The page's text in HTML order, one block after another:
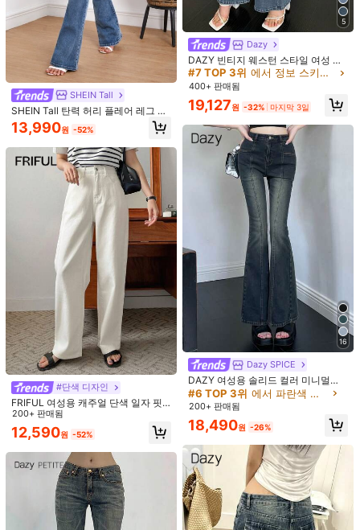
4.86 617K 팔로워
4.86 617K 팔로워
4.86 617K 팔로워
4.86 617K 팔로워
추천순 속옷 & 잠옷 의류 액세서리 가방 & 러기지 스포
#다운타운 걸
DAZY 여성용 루즈핏 캐주얼 플리츠
스트레이트 레그 청바지, 학교 복귀 의
류
#4 TOP 3위 에서 불룩한 여성 데님
800+ 판매됨
15,207 -37% 추정된
SHEIN Essnce 여성 패션 솔리드 컬러
와이드 레그 청바지
16,652 원 -37% 추정된
SHEIN Tall
SHEIN Tall 탄력 허리 플레어 레그 청
바지, 키 큰 여성용
13,990원 -52%
#단색 디자인
FRIFUL 여성용 캐주얼 단색 일자 핏
청바지
200+ 판매됨
12,590원 -52%
5
Dazy
DAZY 빈티지 웨스턴 스타일 여성 플
레어 청바지
#7 TOP 3위 에서 정보 스키니 데님 팬츠
400+ 판매됨
19,127원 -32% 마지막 3일
16
Dazy SPICE
DAZY 여성용 솔리드 컬러 미니멀리
스트 스트리트 스타일 캐주얼 청바지
개학 시즌 다크 그레이 여름 스타일
#6 TOP 3위 에서 파란색 데님 팬츠
200+ 판매됨
18,490원 -26%